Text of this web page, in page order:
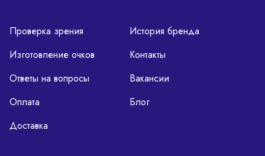
Проверка зрения
Изготовление очков
Ответы на вопросы
Оплата
Доставка
История бренда
Контакты
Вакансии
Блог